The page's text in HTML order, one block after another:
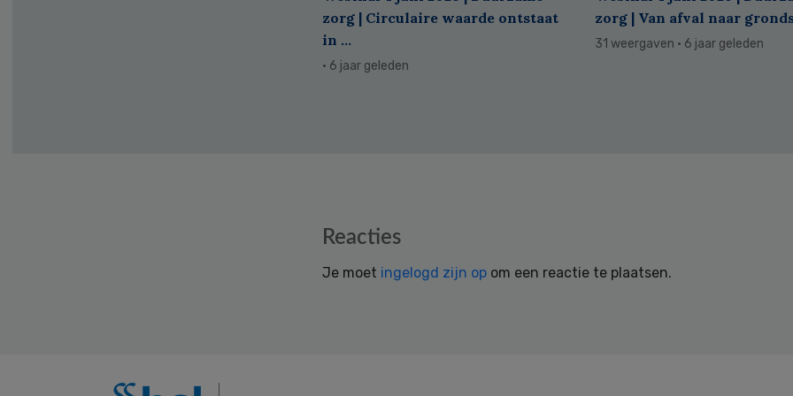
zorg | Circulaire waarde ontstaat
in ...
· 6 jaar geleden
zorg | Van afval naar
31 weergaven · 6 jaar geleden
Reacties
Je moet ingelogd zijn op om een reactie te plaatsen.